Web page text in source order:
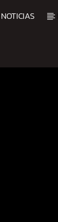
NOTICIAS